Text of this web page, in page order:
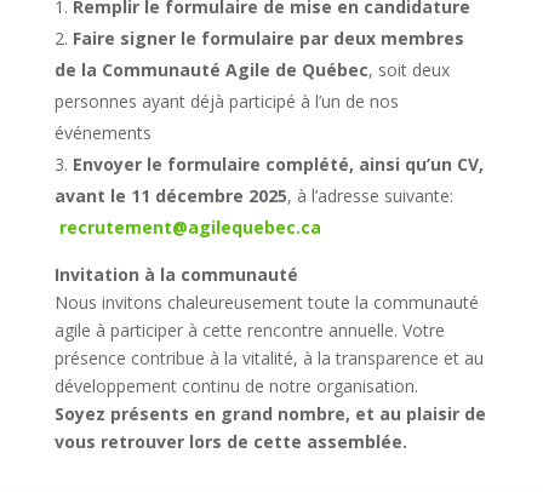
Remplir le formulaire de mise en candidature
Faire signer le formulaire par deux membres
de la Communauté Agile de Québec, soit deux
personnes ayant déjà participé à l’un de nos
événements
Envoyer le formulaire complété, ainsi qu’un CV,
avant le 11 décembre 2025, à l’adresse suivante:
recrutement@agilequebec.ca
Invitation à la communauté
Nous invitons chaleureusement toute la communauté
agile à participer à cette rencontre annuelle. Votre
présence contribue à la vitalité, à la transparence et au
développement continu de notre organisation.
Soyez présents en grand nombre, et au plaisir de
vous retrouver lors de cette assemblée.